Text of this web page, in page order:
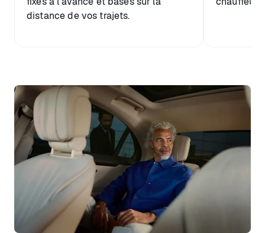
distance de vos trajets.